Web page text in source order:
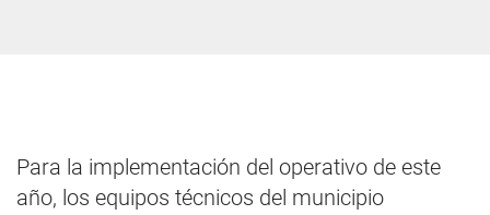
Para la implementación del operativo de este
año, los equipos técnicos del municipio